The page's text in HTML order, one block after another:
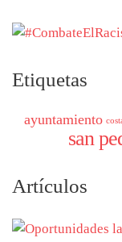
Etiquetas
ayuntamiento
san
Artículos